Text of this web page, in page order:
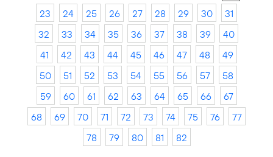
23
24 25 26 27 28 29 30
31
32
33 34 35 36 37 38 39
40
41
42 43 44 45 46 47 48
49
50
51 52 53 54 55 56 57
58
59
60 61 62 63 64 65 66
67
68
69 70 71 72 73 74 75 76
77
78
79 80 81 82